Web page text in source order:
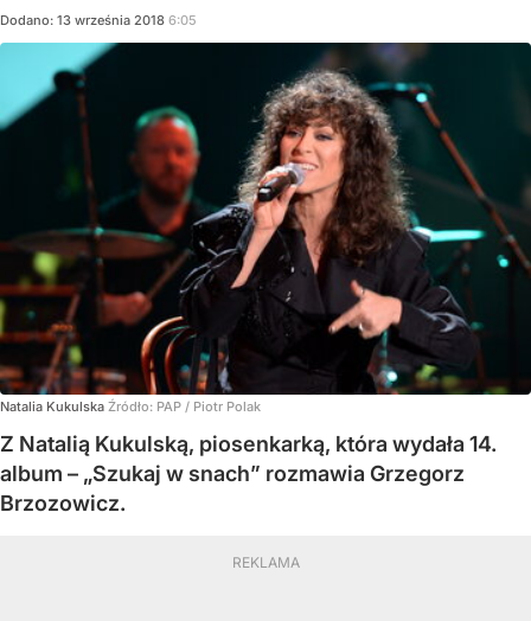
Dodano: 13 września 2018 6:05
Natalia Kukulska Źródło: PAP / Piotr Polak
Z Natalią Kukulską, piosenkarką, która wydała 14.
album – „Szukaj w snach” rozmawia Grzegorz
Brzozowicz.